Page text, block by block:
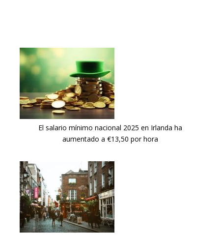
El salario mínimo nacional 2025 en Irlanda ha
aumentado a €13,50 por hora